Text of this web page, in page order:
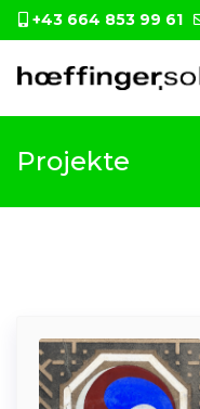
+43 664 853 99 61
Projekte